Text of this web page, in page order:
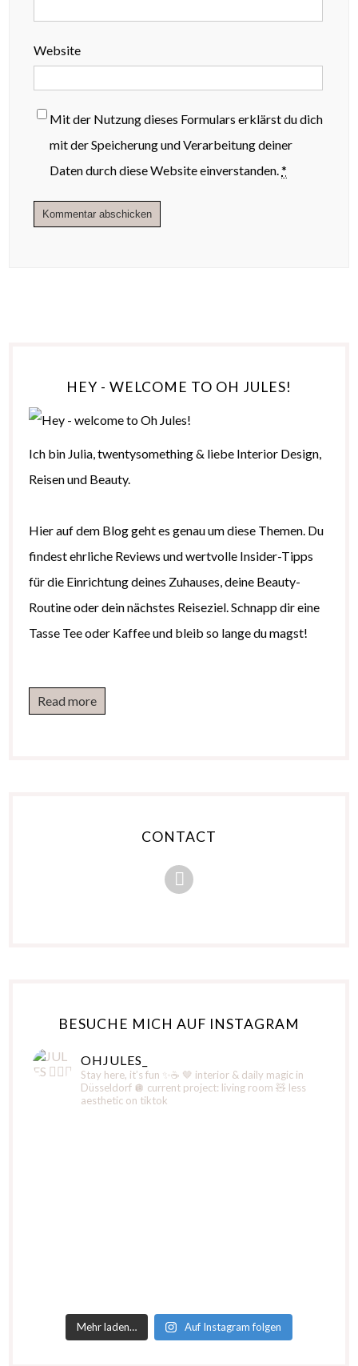
Website
Mit der Nutzung dieses Formulars erklärst du dich
mit der Speicherung und Verarbeitung deiner
Daten durch diese Website einverstanden.*
HEY - WELCOME TO OH JULES!
Ich bin Julia, twentysomething & liebe Interior Design,
Reisen und Beauty.
Hier auf dem Blog geht es genau um diese Themen. Du
findest ehrliche Reviews und wertvolle Insider-Tipps
für die Einrichtung deines Zuhauses, deine Beauty-
Routine oder dein nächstes Reiseziel. Schnapp dir eine
Tasse Tee oder Kaffee und bleib so lange du magst!
Read more
CONTACT
BESUCHE MICH AUF INSTAGRAM
OHJULES_
Stay here, it’s fun ✨☕️ 🤎 interior & daily magic in
Düsseldorf 🪩 current project: living room 🧸 less
aesthetic on tiktok
Mehr laden… Auf Instagram folgen